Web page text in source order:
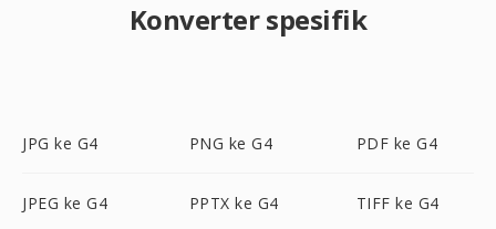
Konverter spesifik
JPG ke G4 PNG ke G4 PDF ke G4
JPEG ke G4 PPTX ke G4 TIFF ke G4